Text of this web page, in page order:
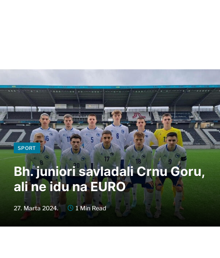
SPORT
Bh. juniori savladali Crnu Goru,
ali ne idu na EURO
27. Marta 2024. 1 Min Read